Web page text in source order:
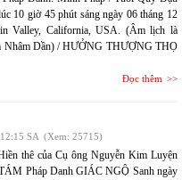
10 giờ 45 phút sáng ngày 06 tháng 12
Valley, California, USA. (Âm lịch là
Nhâm Dần) / HƯỞNG THƯỢNG THỌ
Đọc thêm
12:15 SA (Xem: 25715)
thê của Cụ ông Nguyễn Kim Luyện
Pháp Danh GIÁC NGỘ Sanh ngày